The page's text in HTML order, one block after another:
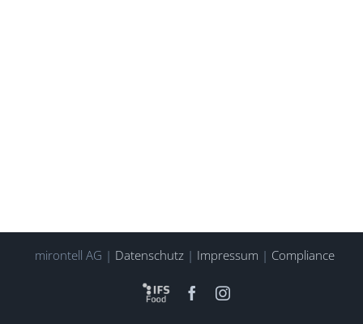
mirontell AG | Datenschutz| Impressum | Compliance